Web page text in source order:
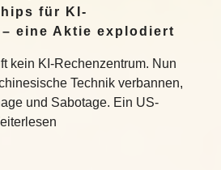
für KI-
– eine Aktie explodiert
kein KI-Rechenzentrum. Nun
Technik verbannen,
und Sabotage. Ein US-